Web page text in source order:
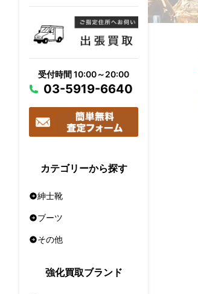
受付時間 10:00～20:00
03-5919-6640
カテゴリーから探す
紳士靴
ブーツ
その他
強化買取ブランド